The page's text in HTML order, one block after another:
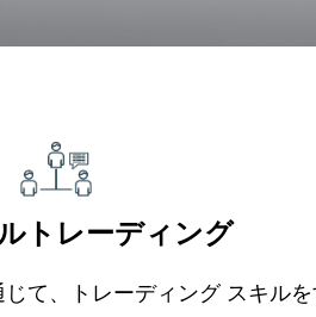
トレーディング
て、トレーディング スキルを